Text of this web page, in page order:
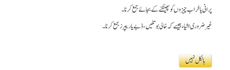
پرانی یا خراب چیزوں کو پھینکنے کے بجائے جمع کرنا۔
غیر ضروری اشیاء جیسے کہ خالی بوتلیں، ڈبے یا ریپرز جمع کرنا۔
بالکل نہیں